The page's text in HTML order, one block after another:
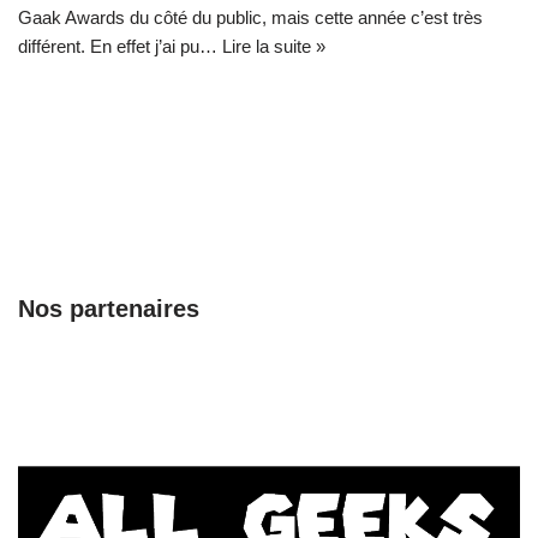
Gaak Awards du côté du public, mais cette année c’est très
différent. En effet j’ai pu… Lire la suite »
Nos partenaires